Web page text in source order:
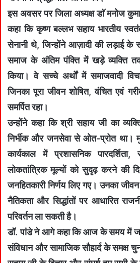
इस अवसर पर जिला अध्यक्ष डाॅ मनोज
कहा कि कृष्ण बल्लभ सहाय भारतीय
सेनानी थे, जिन्होंने आज़ादी की लड़ाई के
समाज के अंतिम पंक्ति में खड़े व्यक्ति तक
किया। वे सच्चे अर्थों में समाजवादी
जिनका पूरा जीवन शोषित, वंचित एवं
समर्पित रहा।
उन्होंने कहा कि श्री सहाय जी का
निर्भीक और जनसेवा से ओत-प्रोत
कार्यकाल में प्रशासनिक
लोकतांत्रिक मूल्यों को सुदृढ़ करने की
जनहितकारी निर्णय लिए गए। उनका
नैतिकता और सिद्धांतों पर आधारित
परिवर्तन ला सकती है।
डॉ. पांडे ने आगे कहा कि आज के समय में
संविधान और सामाजिक सौहार्द के समक्ष